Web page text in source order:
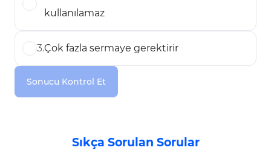
kullanılamaz
3.Çok fazla sermaye gerektirir
Sonucu Kontrol Et
Sıkça Sorulan Sorular